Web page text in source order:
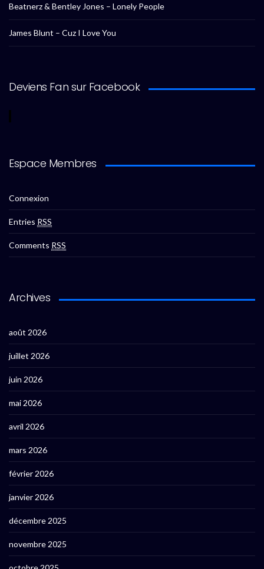
Beatnerz & Bentley Jones – Lonely People
James Blunt – Cuz I Love You
Deviens Fan sur Facebook
Espace Membres
Connexion
Entries RSS
Comments RSS
Archives
août 2026
juillet 2026
juin 2026
mai 2026
avril 2026
mars 2026
février 2026
janvier 2026
décembre 2025
novembre 2025